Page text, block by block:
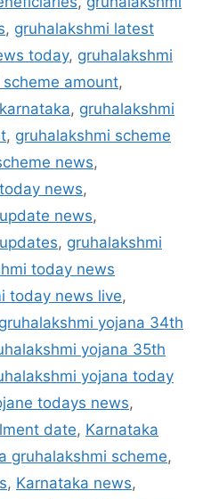
, gruhalakshmi latest
today, gruhalakshmi
amount,
, gruhalakshmi
, gruhalakshmi scheme
news,
news,
news,
, gruhalakshmi
today news
today news live,
gruhalakshmi yojana 34th
yojana 35th
yojana today
todays news,
date, Karnataka
gruhalakshmi scheme,
, Karnataka news,